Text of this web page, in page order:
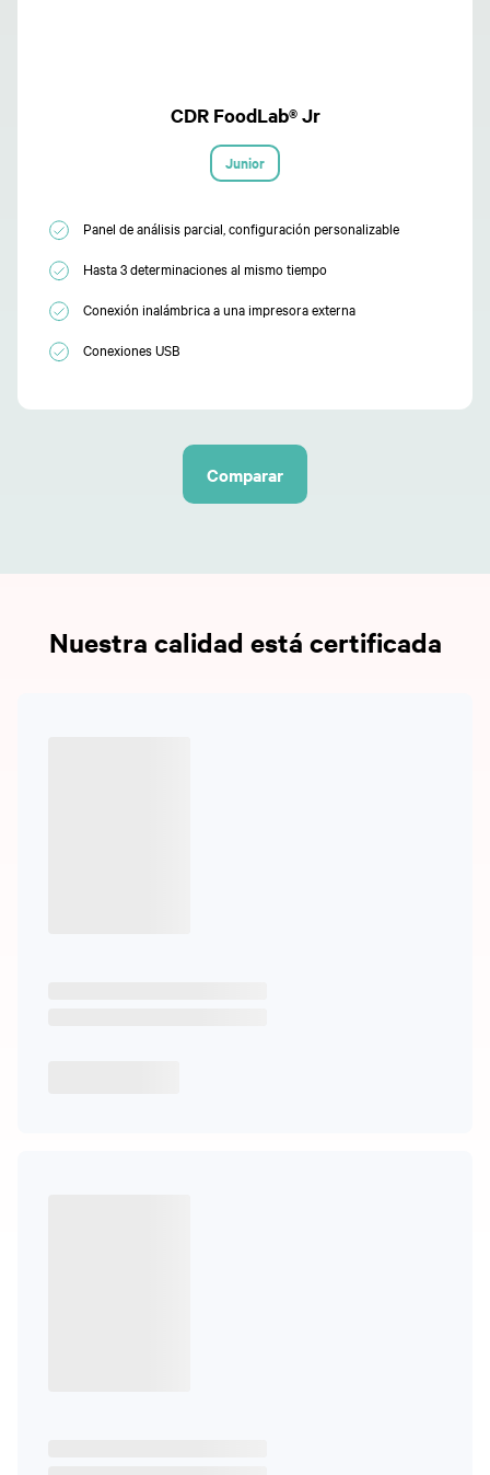
CDR FoodLab® Jr
Junior
Panel de análisis parcial, configuración personalizable
Hasta 3 determinaciones al mismo tiempo
Conexión inalámbrica a una impresora externa
Conexiones USB
Comparar
Nuestra calidad está certificada